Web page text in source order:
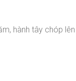
hành tây chóp